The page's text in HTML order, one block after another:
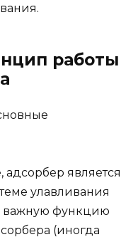
работы
является
улавливания
важную функцию
(иногда